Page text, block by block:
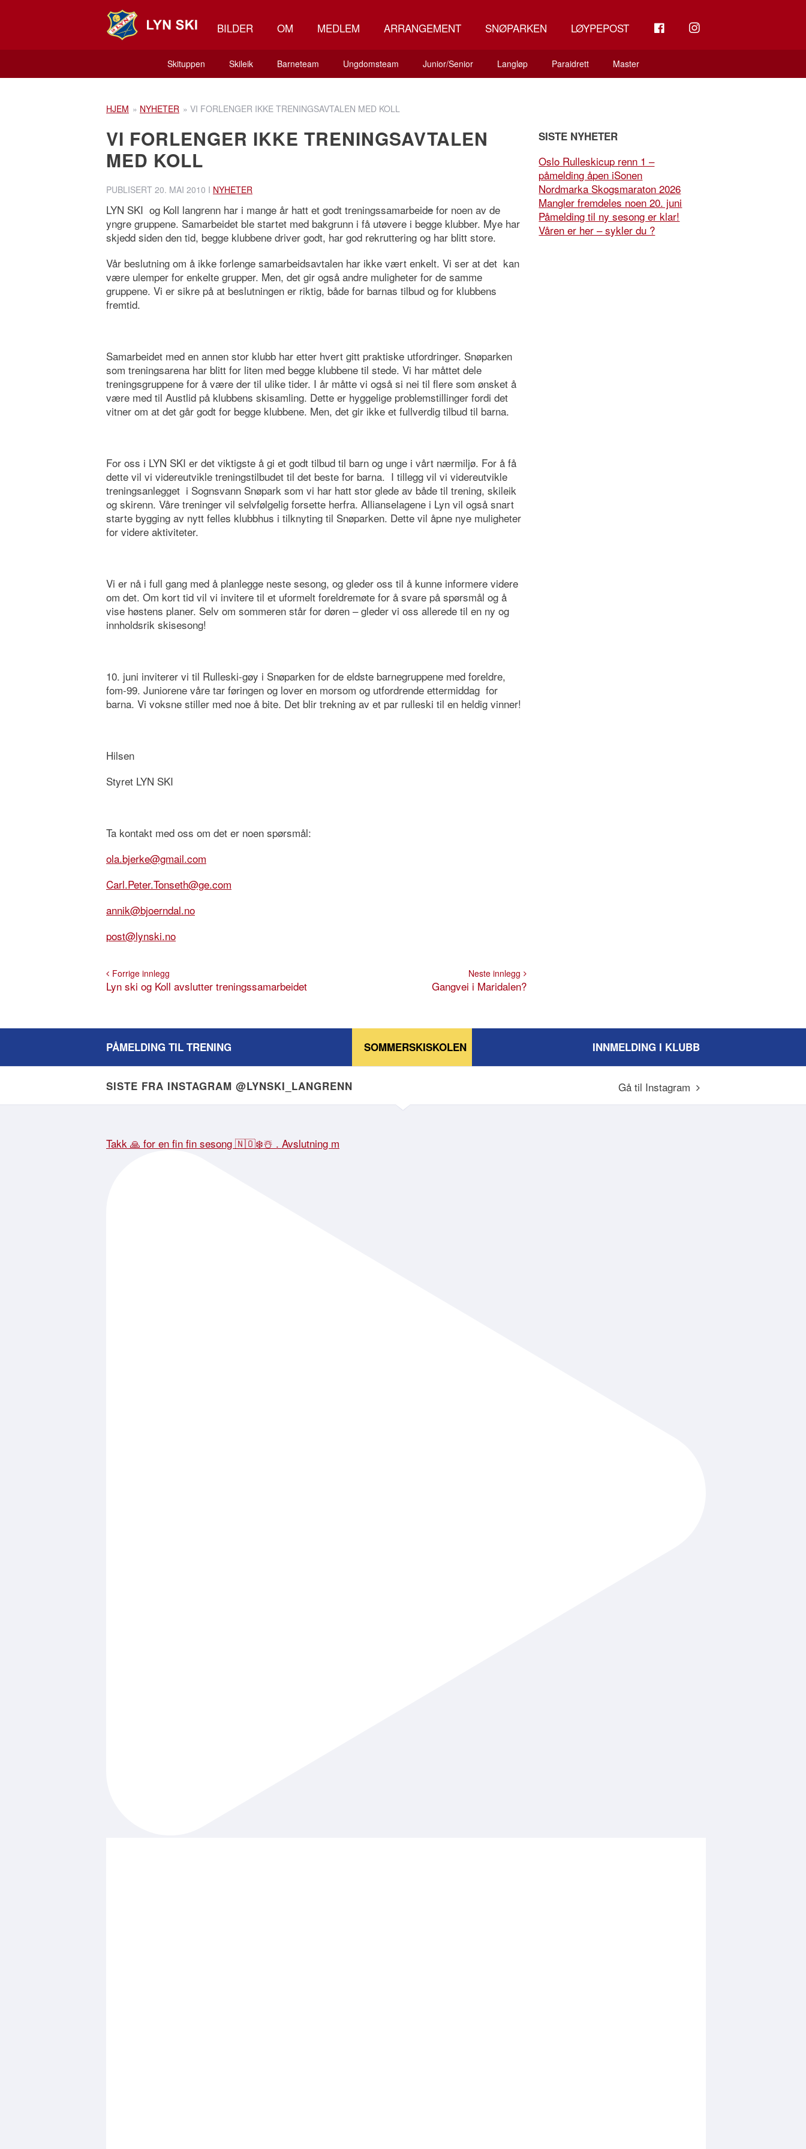
BILDER OM MEDLEM ARRANGEMENT SNØPARKEN LØYPEPOST INSTAGRAM
Skituppen Skileik Barneteam Ungdomsteam Junior/Senior Langløp Paraidrett Master
HJEM » NYHETER » VI FORLENGER IKKE TRENINGSAVTALEN MED KOLL
VI FORLENGER IKKE TRENINGSAVTALEN
MED KOLL
PUBLISERT 20. MAI 2010 I NYHETER
LYN SKI og Koll langrenn har i mange år hatt et godt treningssamarbeide for noen av de
yngre gruppene. Samarbeidet ble startet med bakgrunn i få utøvere i begge klubber. Mye har
skjedd siden den tid, begge klubbene driver godt, har god rekruttering og har blitt store.
Vår beslutning om å ikke forlenge samarbeidsavtalen har ikke vært enkelt. Vi ser at det kan
være ulemper for enkelte grupper. Men, det gir også andre muligheter for de samme
gruppene. Vi er sikre på at beslutningen er riktig, både for barnas tilbud og for klubbens
fremtid.
Samarbeidet med en annen stor klubb har etter hvert gitt praktiske utfordringer. Snøparken
som treningsarena har blitt for liten med begge klubbene til stede. Vi har måttet dele
treningsgruppene for å være der til ulike tider. I år måtte vi også si nei til flere som ønsket å
være med til Austlid på klubbens skisamling. Dette er hyggelige problemstillinger fordi det
vitner om at det går godt for begge klubbene. Men, det gir ikke et fullverdig tilbud til barna.
For oss i LYN SKI er det viktigste å gi et godt tilbud til barn og unge i vårt nærmiljø. For å få
dette vil vi videreutvikle treningstilbudet til det beste for barna. I tillegg vil vi videreutvikle
treningsanlegget i Sognsvann Snøpark som vi har hatt stor glede av både til trening, skileik
og skirenn. Våre treninger vil selvfølgelig forsette herfra. Allianselagene i Lyn vil også snart
starte bygging av nytt felles klubbhus i tilknyting til Snøparken. Dette vil åpne nye muligheter
for videre aktiviteter.
Vi er nå i full gang med å planlegge neste sesong, og gleder oss til å kunne informere videre
om det. Om kort tid vil vi invitere til et uformelt foreldremøte for å svare på spørsmål og å
vise høstens planer. Selv om sommeren står for døren – gleder vi oss allerede til en ny og
innholdsrik skisesong!
10. juni inviterer vi til Rulleski-gøy i Snøparken for de eldste barnegruppene med foreldre,
fom-99. Juniorene våre tar føringen og lover en morsom og utfordrende ettermiddag for
barna. Vi voksne stiller med noe å bite. Det blir trekning av et par rulleski til en heldig vinner!
Hilsen
Styret LYN SKI
Ta kontakt med oss om det er noen spørsmål:
ola.bjerke@gmail.com
Carl.Peter.Tonseth@ge.com
annik@bjoerndal.no
post@lynski.no
Forrige innlegg
Lyn ski og Koll avslutter treningssamarbeidet
Neste innlegg
Gangvei i Maridalen?
SISTE NYHETER
Oslo Rulleskicup renn 1 –
påmelding åpen iSonen
Nordmarka Skogsmaraton 2026
Mangler fremdeles noen 20. juni
Påmelding til ny sesong er klar!
Våren er her – sykler du ?
PÅMELDING TIL TRENING INNMELDING I KLUBB
SOMMERSKISKOLEN
SISTE FRA INSTAGRAM @LYNSKI_LANGRENN Gå til Instagram
Takk 🙏 for en fin fin sesong 🇳🇴❄️☃️ . Avslutning m